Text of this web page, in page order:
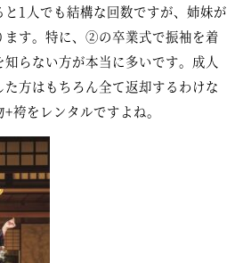
1人でも結構な回数ですが、姉妹が
ます。特に、②の卒業式で振袖を着
らない方が本当に多いです。成人
方はもちろん全て返却するわけな
袴をレンタルですよね。